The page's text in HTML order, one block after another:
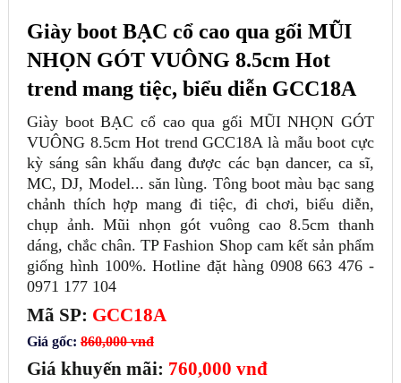
Giày boot BẠC cổ cao qua gối MŨI
NHỌN GÓT VUÔNG 8.5cm Hot
trend mang tiệc, biểu diễn GCC18A
Giày boot BẠC cổ cao qua gối MŨI NHỌN GÓT
VUÔNG 8.5cm Hot trend GCC18A là mẫu boot cực
kỳ sáng sân khấu đang được các bạn dancer, ca sĩ,
MC, DJ, Model... săn lùng. Tông boot màu bạc sang
chảnh thích hợp mang đi tiệc, đi chơi, biểu diễn,
chụp ảnh. Mũi nhọn gót vuông cao 8.5cm thanh
dáng, chắc chân. TP Fashion Shop cam kết sản phẩm
giống hình 100%. Hotline đặt hàng 0908 663 476 -
0971 177 104
Mã SP: GCC18A
Giá gốc: 860,000 vnđ
Giá khuyến mãi: 760,000 vnđ